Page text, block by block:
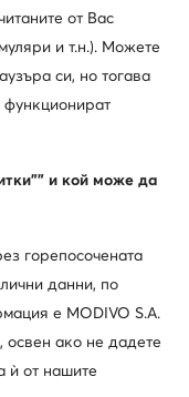
от Вас
и т.н.). Можете
си, но тогава
функционират
и кой може да
горепосочената
данни, по
е MODIVO S.A.
ако не дадете
ѝ от нашите